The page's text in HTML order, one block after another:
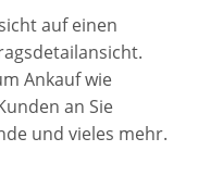
auf einen
Ankauf wie
an Sie
und vieles mehr.